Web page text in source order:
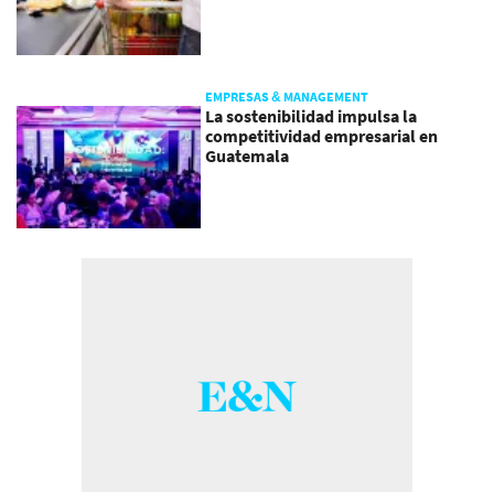
EMPRESAS & MANAGEMENT
La sostenibilidad impulsa la
competitividad empresarial en
Guatemala